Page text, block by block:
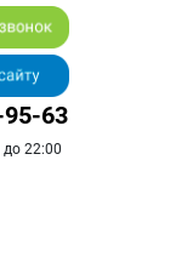
63
22:00